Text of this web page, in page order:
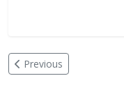
Previous